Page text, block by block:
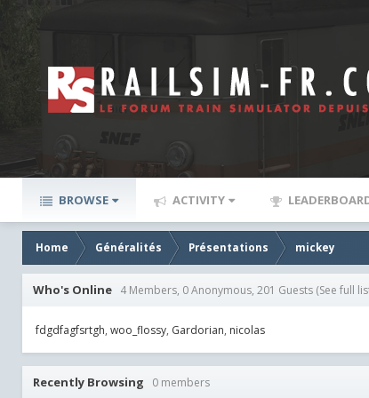
BROWSE ACTIVITY
Home Généralités Présentations mickey
Who's Online 4 Members, 0 Anonymous, 201 Guests (See full
fdgdfagfsrtgh woo_flossy Gardorian nicolas
Recently Browsing 0 members